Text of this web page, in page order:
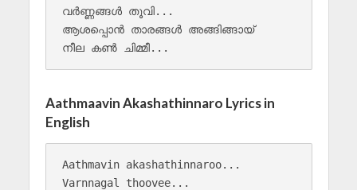
വർണ്ണങ്ങൾ തൂവി...
ആശപ്പൊൻ താരങ്ങൾ അങ്ങിങ്ങായ്
Aathmaavin Akashathinnaro Lyrics in
English
Aathmavin akashathinnaroo...
Varnnagal thoovee...